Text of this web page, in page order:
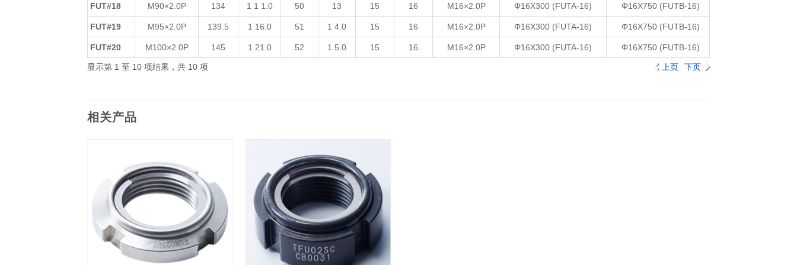
FUT#18 M90×2.0P 134 1 1 1.0 50 13 15 16 M16×2.0P Φ16X300 (FUTA-16) Φ16X750 (FUTB-16)
FUT#19 M95×2.0P 139.5 1 16.0 51 1 4.0 15 16 M16×2.0P Φ16X300 (FUTA-16) Φ16X750 (FUTB-16)
FUT#20 M100×2.0P 145 1 21.0 52 1 5.0 15 16 M16×2.0P Φ16X300 (FUTA-16) Φ16X750 (FUTB-16)
显示第 1 至 10 项结果，共 10 项 上页 下页
相关产品